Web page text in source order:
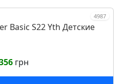
4987
Basic S22 Yth Детские
грн